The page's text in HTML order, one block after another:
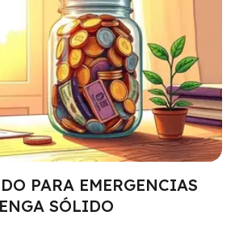
PARA EMERGENCIAS
SÓLIDO